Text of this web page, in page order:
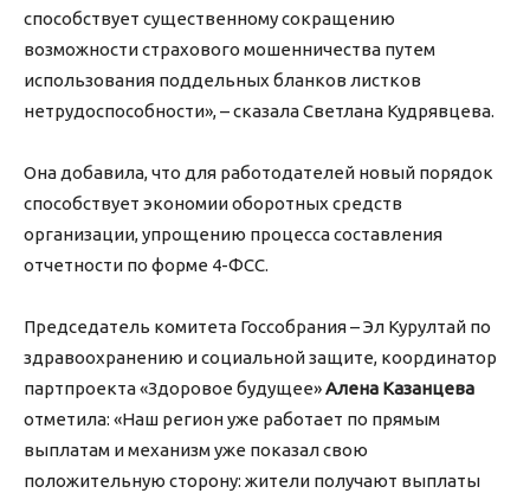
способствует существенному сокращению
возможности страхового мошенничества путем
использования поддельных бланков листков
нетрудоспособности», – сказала Светлана Кудрявцева.
Она добавила, что для работодателей новый порядок
способствует экономии оборотных средств
организации, упрощению процесса составления
отчетности по форме 4-ФСС.
Председатель комитета Госсобрания – Эл Курултай по
здравоохранению и социальной защите, координатор
партпроекта «Здоровое будущее»Алена Казанцева
отметила: «Наш регион уже работает по прямым
выплатам и механизм уже показал свою
положительную сторону: жители получают выплаты